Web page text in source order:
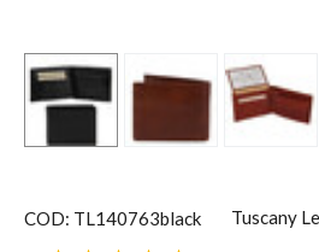
COD: TL140763black Tuscany